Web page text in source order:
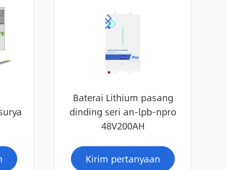
Baterai Lithium pasang
dinding seri an-lpb-npro
48V200AH
Kirim pertanyaan